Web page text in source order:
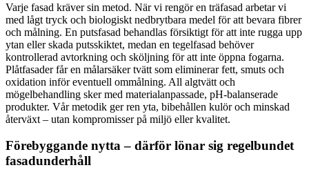
Varje fasad kräver sin metod. När vi rengör en träfasad arbetar vi
med lågt tryck och biologiskt nedbrytbara medel för att bevara fibrer
och målning. En putsfasad behandlas försiktigt för att inte rugga upp
ytan eller skada putsskiktet, medan en tegelfasad behöver
kontrollerad avtorkning och sköljning för att inte öppna fogarna.
Plåtfasader får en målarsäker tvätt som eliminerar fett, smuts och
oxidation inför eventuell ommålning. All algtvätt och
mögelbehandling sker med materialanpassade, pH-balanserade
produkter. Vår metodik ger ren yta, bibehållen kulör och minskad
återväxt – utan kompromisser på miljö eller kvalitet.
Förebyggande nytta – därför lönar sig regelbundet
fasadunderhåll